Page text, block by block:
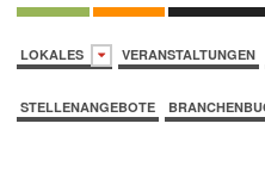
LOKALES VERANSTALTUNGEN
STELLENANGEBOTE